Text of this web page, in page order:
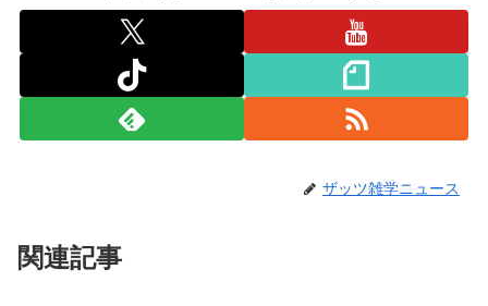
ザッツ雑学ニュース
関連記事